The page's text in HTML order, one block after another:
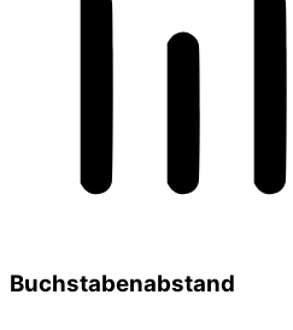
Buchstabenabstand